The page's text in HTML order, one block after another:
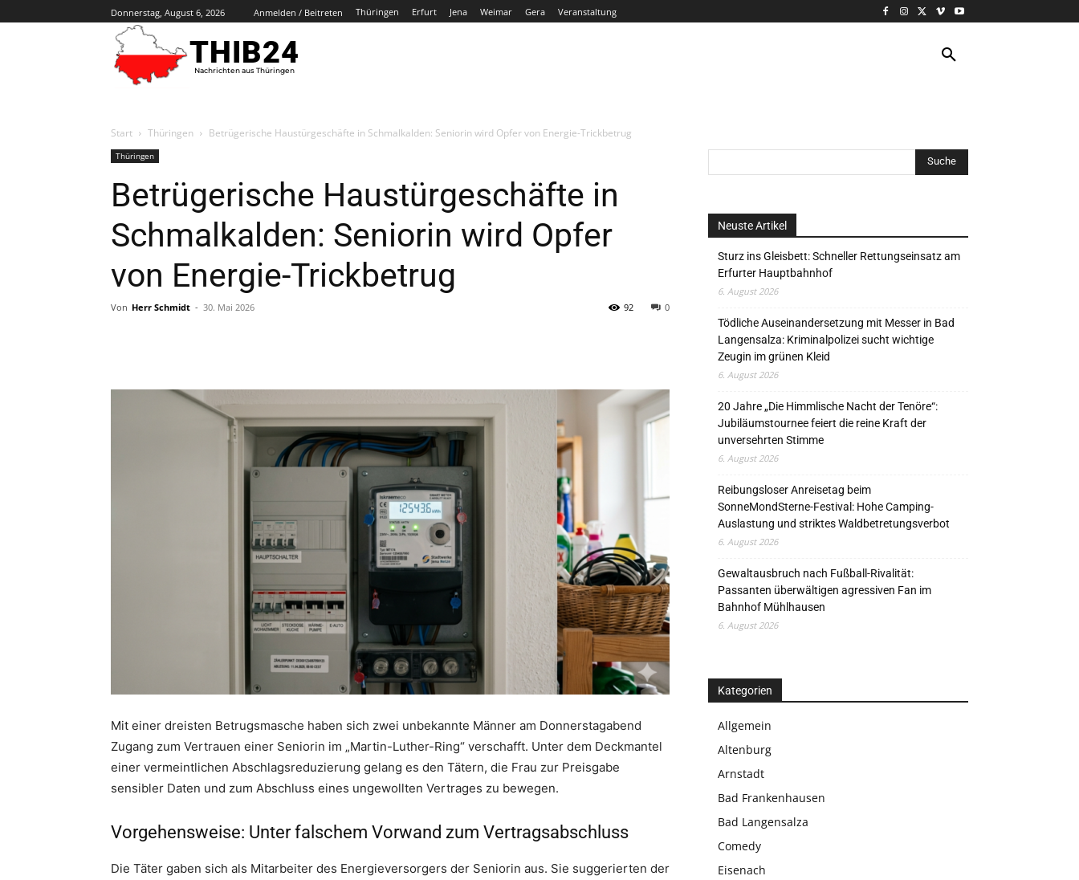
Donnerstag, August 6, 2026 Anmelden / Beitreten Thüringen Erfurt Jena Weimar Gera Veranstaltung
THIB24
Nachrichten aus Thüringen
Start Thüringen Betrügerische Haustürgeschäfte in Schmalkalden: Seniorin wird Opfer von Energie-Trickbetrug
Thüringen
Betrügerische Haustürgeschäfte in
Schmalkalden: Seniorin wird Opfer
von Energie-Trickbetrug
Von Herr Schmidt - 30. Mai 2026 0
92
Mit einer dreisten Betrugsmasche haben sich zwei unbekannte Männer am Donnerstagabend
Zugang zum Vertrauen einer Seniorin im „Martin-Luther-Ring“ verschafft. Unter dem Deckmantel
einer vermeintlichen Abschlagsreduzierung gelang es den Tätern, die Frau zur Preisgabe
sensibler Daten und zum Abschluss eines ungewollten Vertrages zu bewegen.
Vorgehensweise: Unter falschem Vorwand zum Vertragsabschluss
Die Täter gaben sich als Mitarbeiter des Energieversorgers der Seniorin aus. Sie suggerierten der
Neuste Artikel
Sturz ins Gleisbett: Schneller Rettungseinsatz am
Erfurter Hauptbahnhof
6. August 2026
Tödliche Auseinandersetzung mit Messer in Bad
Langensalza: Kriminalpolizei sucht wichtige
Zeugin im grünen Kleid
6. August 2026
20 Jahre „Die Himmlische Nacht der Tenöre“:
Jubiläumstournee feiert die reine Kraft der
unversehrten Stimme
6. August 2026
Reibungsloser Anreisetag beim
SonneMondSterne-Festival: Hohe Camping-
Auslastung und striktes Waldbetretungsverbot
6. August 2026
Gewaltausbruch nach Fußball-Rivalität:
Passanten überwältigen agressiven Fan im
Bahnhof Mühlhausen
6. August 2026
Kategorien
Allgemein
Altenburg
Arnstadt
Bad Frankenhausen
Bad Langensalza
Comedy
Eisenach